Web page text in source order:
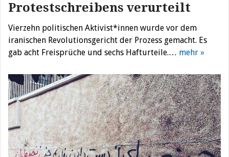
Protestschreibens verurteilt
Vierzehn politischen Aktivist*innen wurde vor dem
iranischen Revolutionsgericht der Prozess gemacht. Es
gab acht Freisprüche und sechs Hafturteile.… mehr »